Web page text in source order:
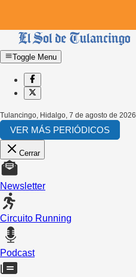
Toggle Menu
Tulancingo, Hidalgo, 7 de agosto de 2026
VER MÁS PERIÓDICOS
Cerrar
Newsletter
Circuito Running
Podcast